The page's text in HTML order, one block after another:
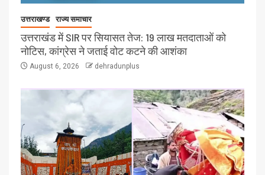
उत्तराखण्ड राज्य समाचार
उत्तराखंड में SIR पर सियासत तेज: 19 लाख मतदाताओं को
नोटिस, कांग्रेस ने जताई वोट कटने की आशंका
August 6, 2026 dehradunplus